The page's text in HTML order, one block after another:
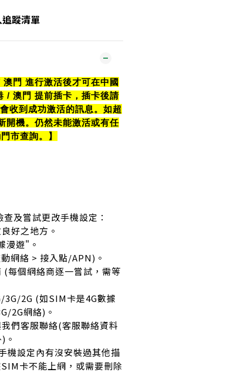
蹤清單
澳門 進行激活後才可在中國
/ 澳門 提前插卡，插卡後請
收到成功激活的訊息。如超
開機。仍然未能激活或有任
市查詢。】
及嘗試更改手機設定：
好之地方。
漫遊"。
網絡 > 接入點/APN)。
每個網絡商逐一嘗試，需等
3G/2G (如SIM卡是4G數據
2G網絡)。
們客服聯絡(客服聯絡資料
。
機設定內有沒安裝過其他描
卡不能上網，或需要刪除